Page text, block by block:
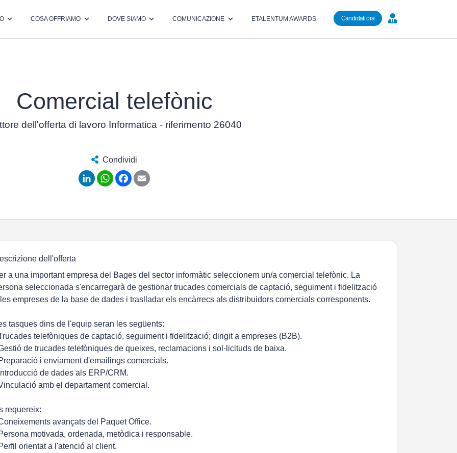
COSA OFFRIAMO DOVE SIAMO COMUNICAZIONE ETALENTUM AWARDS Candidati ora
Comercial telefònic
dell'offerta di lavoro Informatica - riferimento 26040
Condividi
LinkedInWhatsApp
Facebook
dell'offerta
a una important empresa del Bages del sector informàtic seleccionem un/a comercial telefònic. La
seleccionada s'encarregarà de gestionar trucades comercials de captació, seguiment i fidelització
empreses de la base de dades i traslladar els encàrrecs als distribuidors comercials corresponents.
tasques dins de l'equip seran les següents:
telefòniques de captació, seguiment i fidelització; dirigit a empreses (B2B).
de trucades telefòniques de queixes, reclamacions i sol·licituds de baixa.
i enviament d'emailings comercials.
de dades als ERP/CRM.
amb el departament comercial.
requereix:
avançats del Paquet Office.
motivada, ordenada, metòdica i responsable.
orientat a l'atenció al client.